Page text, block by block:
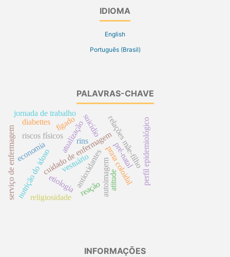
IDIOMA
English
Português (Brasil)
PALAVRAS-CHAVE
cuidado de enfermagemprata coloidal
etiologia
atualização
antioxidantes
nutrição do idoso
relações mãe-filho
riscos físicos
autoimagem
rins
suicídio
jornada de trabalho
vestuário
economia
fígado perfil epidemiológico
reação
diabettes
atitude
serviço de enfermagem religiosidade
pré-natal
INFORMAÇÕES